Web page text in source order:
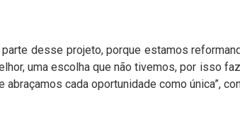
desse projeto, porque estamos
uma escolha que não tivemos, por isso
cada oportunidade como única”,